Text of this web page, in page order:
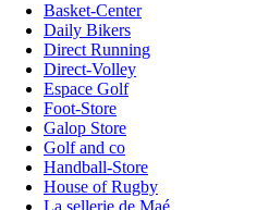
Basket-Center
Daily Bikers
Direct Running
Direct-Volley
Espace Golf
Foot-Store
Galop Store
Golf and co
Handball-Store
House of Rugby